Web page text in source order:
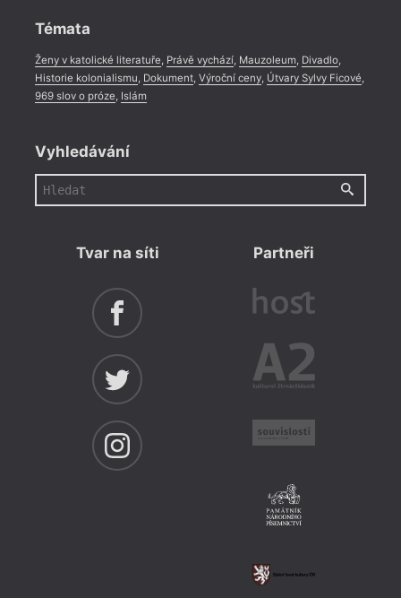
Témata
Ženy v katolické literatuře, Právě vychází, Mauzoleum, Divadlo,
Historie kolonialismu, Dokument, Výroční ceny, Útvary Sylvy Ficové,
969 slov o próze, Islám
Vyhledávání
Tvar na síti Partneři